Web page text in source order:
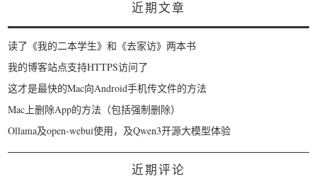
近期文章
读了《我的二本学生》和《去家访》两本书
我的博客站点支持HTTPS访问了
这才是最快的Mac向Android手机传文件的方法
Mac上删除App的方法（包括强制删除）
Ollama及open-webui使用，及Qwen3开源大模型体验
近期评论